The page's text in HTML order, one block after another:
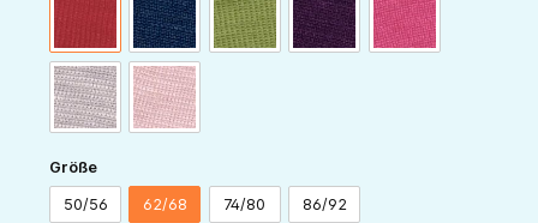
marine grün pflaume pink
grau rose
Größeauswählen
50/56 62/68 74/80 86/92